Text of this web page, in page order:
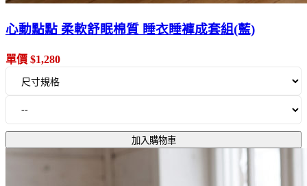
心動點點 柔軟舒眠棉質 睡衣睡褲成套組(藍)
單價 $1,280
加入購物車